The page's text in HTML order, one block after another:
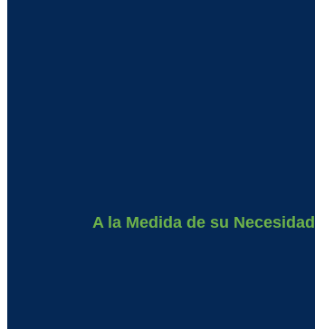
A la Medida de su Necesidad